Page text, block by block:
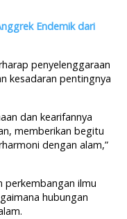
Endemik dari
penyelenggaraan
kesadaran pentingnya
dan kearifannya
memberikan begitu
dengan alam,”
perkembangan ilmu
hubungan